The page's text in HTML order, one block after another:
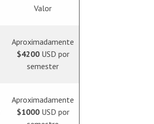
Valor
Aproximadamente
$4200USD por
semester
Aproximadamente
$1000USD por